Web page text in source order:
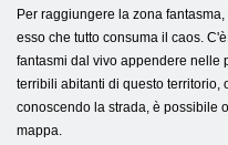
Per raggiungere la zona
esso che tutto consuma il caos.
fantasmi dal vivo appendere nelle
terribili abitanti di questo territorio,
conoscendo la strada, è possibile
mappa.